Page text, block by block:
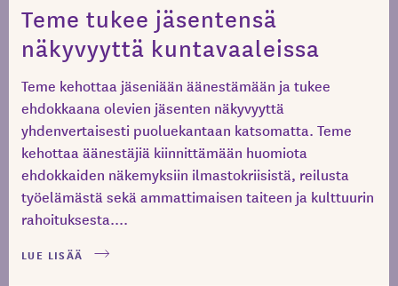
Teme tukee jäsentensä
näkyvyyttä kuntavaaleissa
Teme kehottaa jäseniään äänestämään ja tukee
ehdokkaana olevien jäsenten näkyvyyttä
yhdenvertaisesti puoluekantaan katsomatta. Teme
kehottaa äänestäjiä kiinnittämään huomiota
ehdokkaiden näkemyksiin ilmastokriisistä, reilusta
työelämästä sekä ammattimaisen taiteen ja kulttuurin
rahoituksesta....
LUE LISÄÄ